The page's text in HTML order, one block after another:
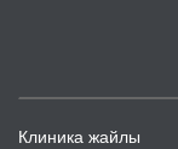
Клиника жайлы